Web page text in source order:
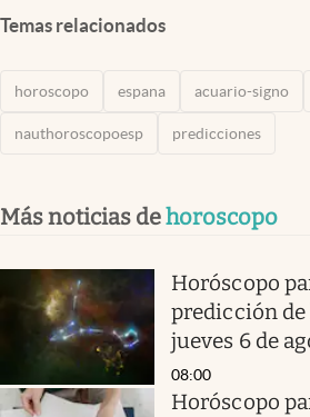
Temas relacionados
horoscopo espana acuario-signo
nauthoroscopoesp predicciones
Más noticias dehoroscopo
Horóscopo
predicción de
jueves 6 de
08:00
Horóscopo